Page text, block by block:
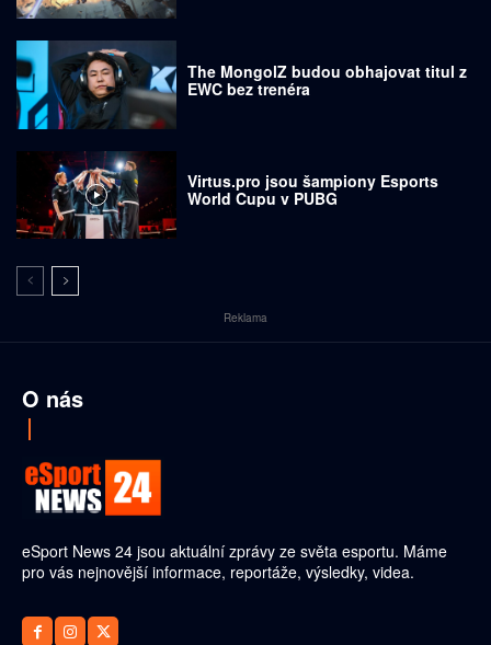
The MongolZ budou obhajovat titul z
EWC bez trenéra
Virtus.pro jsou šampiony Esports
World Cupu v PUBG
Reklama
O nás
eSport News 24 jsou aktuální zprávy ze světa esportu. Máme
pro vás nejnovější informace, reportáže, výsledky, videa.